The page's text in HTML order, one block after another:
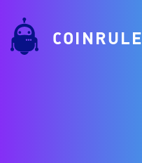
COINRULE